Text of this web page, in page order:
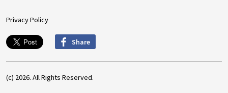
Privacy Policy
Share
(c) 2026. All Rights Reserved.